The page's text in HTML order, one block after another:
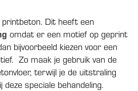
Dit heeft een
omdat er een motief op geprint
bijvoorbeeld kiezen voor een
Zo maak je gebruik van de
terwijl je de uitstraling
deze speciale behandeling.